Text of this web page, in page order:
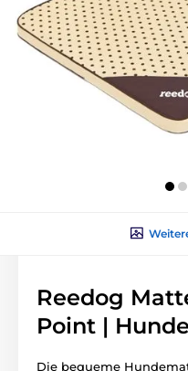
Reedog
Point |
Die bequeme